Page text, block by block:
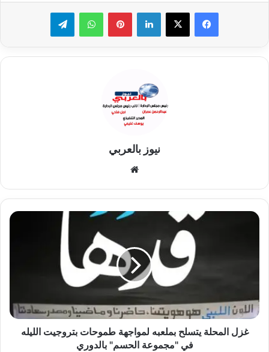
لينكدإن بينتيريستواتساب تيلقرام
نيوز بالعربي
غزل
الليله
في
"مجموعة
غزل المحلة يتسلح بملعبه لمواجهة طموحات بتروجيت الليله
في "مجموعة الحسم" بالدوري